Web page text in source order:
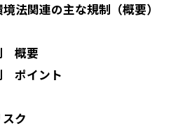
法関連の主な規制（概要）
概要
ポイント
ク